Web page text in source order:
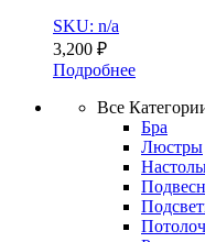
SKU: n/a
3,200 ₽
Подробнее
Все
Бра
Люстры